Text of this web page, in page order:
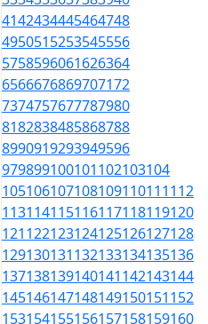
4142434445464748
4950515253545556
5758596061626364
6566676869707172
7374757677787980
8182838485868788
8990919293949596
979899100101102103104
105106107108109110111112
113114115116117118119120
121122123124125126127128
129130131132133134135136
137138139140141142143144
145146147148149150151152
153154155156157158159160